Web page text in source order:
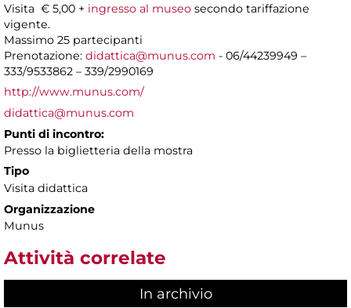
Visita € 5,00 + ingresso al museo secondo tariffazione
vigente.
Massimo 25 partecipanti
Prenotazione: didattica@munus.com - 06/44239949 –
333/9533862 – 339/2990169
http://www.munus.com/
didattica@munus.com
Punti di incontro:
Presso la biglietteria della mostra
Tipo
Visita didattica
Organizzazione
Munus
Attività correlate
In archivio